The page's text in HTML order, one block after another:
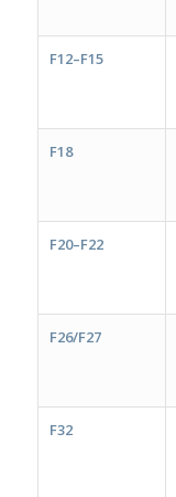
F12–F15
F18
F20–F22
F26/F27
F32